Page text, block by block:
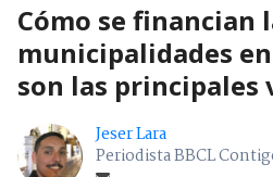
Cómo se financian
municipalidades
son las principales
Jeser Lara
Periodista BBCL